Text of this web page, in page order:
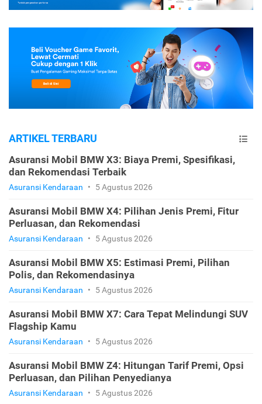
ARTIKEL TERBARU
Asuransi Mobil BMW X3: Biaya Premi, Spesifikasi,
dan Rekomendasi Terbaik
Asuransi Kendaraan • 5 Agustus 2026
Asuransi Mobil BMW X4: Pilihan Jenis Premi, Fitur
Perluasan, dan Rekomendasi
Asuransi Kendaraan • 5 Agustus 2026
Asuransi Mobil BMW X5: Estimasi Premi, Pilihan
Polis, dan Rekomendasinya
Asuransi Kendaraan • 5 Agustus 2026
Asuransi Mobil BMW X7: Cara Tepat Melindungi SUV
Flagship Kamu
Asuransi Kendaraan • 5 Agustus 2026
Asuransi Mobil BMW Z4: Hitungan Tarif Premi, Opsi
Perluasan, dan Pilihan Penyedianya
Asuransi Kendaraan • 5 Agustus 2026